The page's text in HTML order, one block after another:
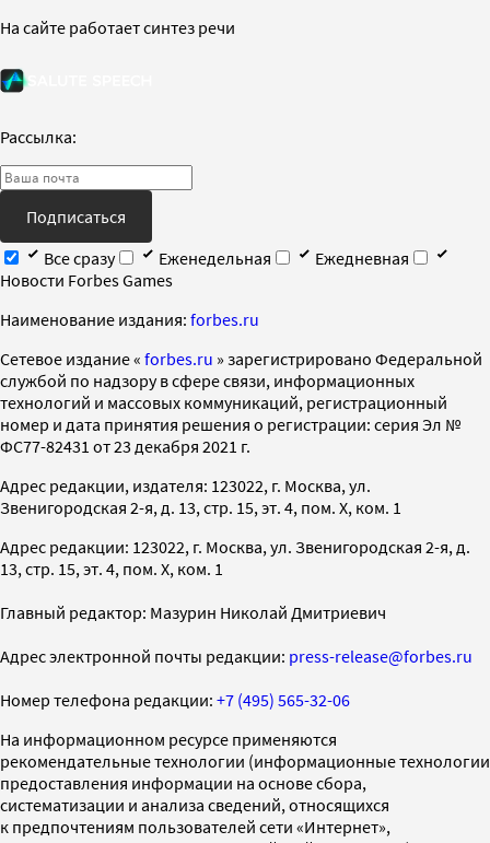
На сайте работает синтез речи
Рассылка:
Подписаться
Все сразу
Еженедельная
Ежедневная
Новости Forbes Games
Наименование издания: forbes.ru
Cетевое издание « forbes.ru » зарегистрировано Федеральной
службой по надзору в сфере связи, информационных
технологий и массовых коммуникаций, регистрационный
номер и дата принятия решения о регистрации: серия Эл №
ФС77-82431 от 23 декабря 2021 г.
Адрес редакции, издателя: 123022, г. Москва, ул.
Звенигородская 2-я, д. 13, стр. 15, эт. 4, пом. X, ком. 1
Адрес редакции: 123022, г. Москва, ул. Звенигородская 2-я, д.
13, стр. 15, эт. 4, пом. X, ком. 1
Главный редактор: Мазурин Николай Дмитриевич
Адрес электронной почты редакции: press-release@forbes.ru
Номер телефона редакции: +7 (495) 565-32-06
На информационном ресурсе применяются
рекомендательные технологии (информационные технологии
предоставления информации на основе сбора,
систематизации и анализа сведений, относящихся
к предпочтениям пользователей сети «Интернет»,